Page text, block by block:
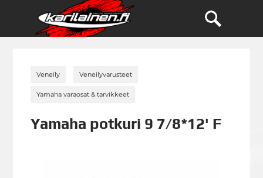
Veneily Veneilyvarusteet
Yamaha varaosat & tarvikkeet
Yamaha potkuri 9 7/8*12' F